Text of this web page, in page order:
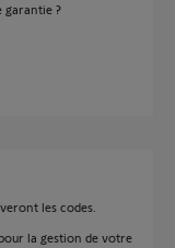
garantie ?
les codes.
la gestion de votre